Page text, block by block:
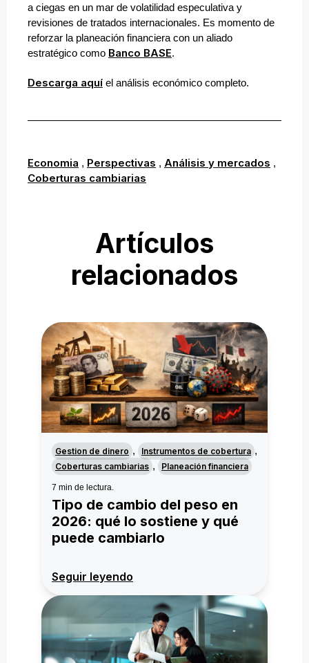
a ciegas en un mar de volatilidad especulativa y
revisiones de tratados internacionales. Es momento de
reforzar la planeación financiera con un aliado
estratégico como Banco BASE.
Descarga aquí el análisis económico completo.
Economia , Perspectivas , Análisis y mercados ,
Coberturas cambiarias
Artículos
relacionados
Gestion de dinero , Instrumentos de cobertura ,
Coberturas cambiarias , Planeación financiera
7 min de lectura.
Tipo de cambio del peso en
2026: qué lo sostiene y qué
puede cambiarlo
Seguir leyendo